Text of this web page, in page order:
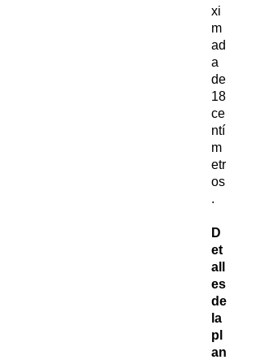
xi
m
ad
a
de
18
ce
ntí
m
etr
os
.
D
et
all
es
de
la
pl
an